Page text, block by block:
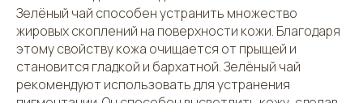
Зелёный чай способен устранить множество
жировых скоплений на поверхности кожи. Благодаря
этому свойству кожа очищается от прыщей и
становится гладкой и бархатной. Зелёный чай
рекомендуют использовать для устранения